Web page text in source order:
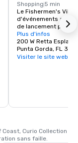
Shopping 5 min
Le Fishermen's
d'événements au
de lancement pour
en Floride, la culture
divertissements, les
restaurants.
village de pêcheurs
Plus d'infos
200 W Retta
Punta Gorda, FL
Visiter le site web
Curio Collection
sans faille.